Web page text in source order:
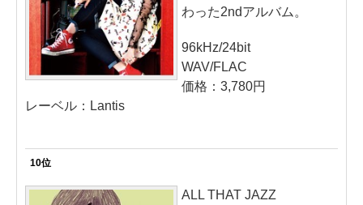
わった2ndアルバム。
96kHz/24bit
WAV/FLAC
価格：3,780円
レーベル：Lantis
10位
ALL THAT JAZZ